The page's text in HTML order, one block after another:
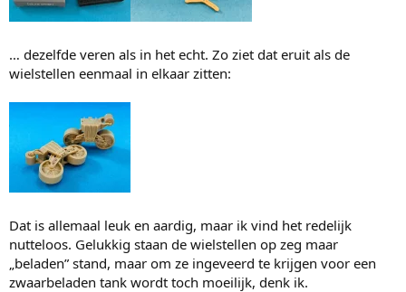
… dezelfde veren als in het echt. Zo ziet dat eruit als de
wielstellen eenmaal in elkaar zitten:
Dat is allemaal leuk en aardig, maar ik vind het redelijk
nutteloos. Gelukkig staan de wielstellen op zeg maar
„beladen” stand, maar om ze ingeveerd te krijgen voor een
zwaarbeladen tank wordt toch moeilijk, denk ik.